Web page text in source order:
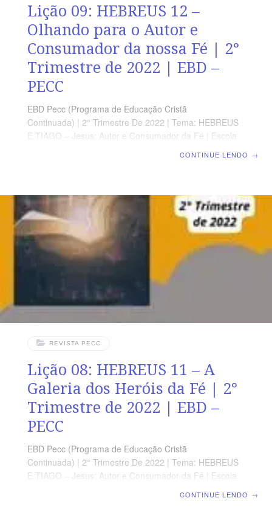
Lição 09: HEBREUS 12 –
Olhando para o Autor e
Consumador da nossa Fé | 2°
Trimestre de 2022 | EBD –
PECC
EBD Pecc (Programa de Educação Cristã
Continuada) | 2° Trimestre De 2022 | Tema: HEBREUS
E TIAGO – Jesus: Autor e Consumador da Fé | Escola
é igual para alunos e mestres, inclusive o número da
página. ORIENTAÇÃO PEDAGÓGICA Em Hebreus 12
há 29 versos. Sugerimos começar a aula lendo, com
todos os presentes, Hebreus 12.1 17 (5 a 7 min.). A
revista funciona
CONTINUE LENDO →
REVISTA PECC
Lição 08: HEBREUS 11 – A
Galeria dos Heróis da Fé | 2°
Trimestre de 2022 | EBD –
PECC
EBD Pecc (Programa de Educação Cristã
Continuada) | 2° Trimestre De 2022 | Tema: HEBREUS
E TIAGO – Jesus: Autor e Consumador da Fé | Escola
CONTINUE LENDO →